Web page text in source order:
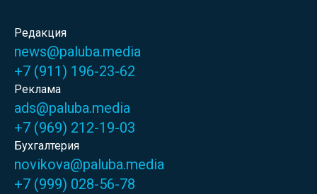
Редакция
news@paluba.media
+7 (911) 196-23-62
Реклама
ads@paluba.media
+7 (969) 212-19-03
Бухгалтерия
novikova@paluba.media
+7 (999) 028-56-78